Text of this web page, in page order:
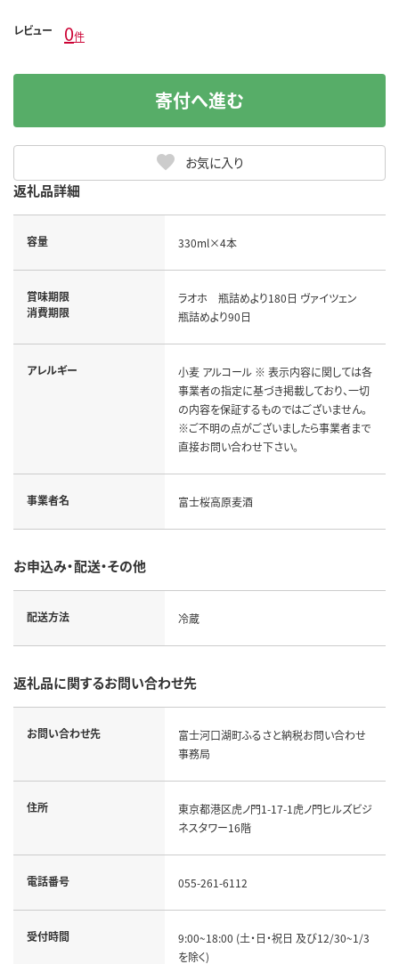
レビュー 0件
お気に入り
寄付へ進む
返礼品詳細
容量 330ml×4本
賞味期限
消費期限
ラオホ 瓶詰めより180日 ヴァイツェン
瓶詰めより90日
アレルギー
小麦 アルコール ※ 表示内容に関しては各
事業者の指定に基づき掲載しており、一切
の内容を保証するものではございません。
※ご不明の点がございましたら事業者まで
直接お問い合わせ下さい。
事業者名 富士桜高原麦酒
お申込み・配送・その他
配送方法 冷蔵
返礼品に関するお問い合わせ先
お問い合わせ先
富士河口湖町ふるさと納税お問い合わせ
事務局
住所
東京都港区虎ノ門1-17-1虎ノ門ヒルズビジ
ネスタワー16階
電話番号 055-261-6112
受付時間
9:00~18:00 (土・日・祝日 及び12/30~1/3
を除く)